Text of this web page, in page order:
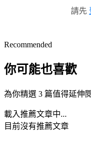
請先
Recommended
你可能也喜歡
為你精選 3 篇值得延伸
載入推薦文章中...
目前沒有推薦文章